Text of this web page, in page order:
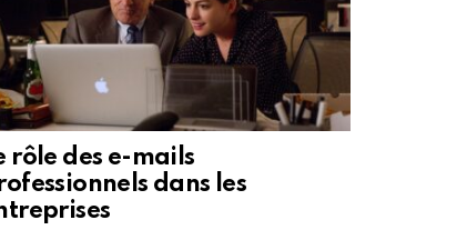
rôle des e-mails
dans les